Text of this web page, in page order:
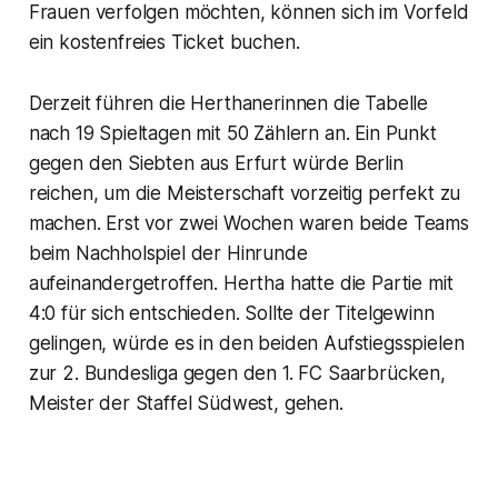
Frauen verfolgen möchten, können sich im Vorfeld
ein kostenfreies Ticket buchen.
Derzeit führen die Herthanerinnen die Tabelle
nach 19 Spieltagen mit 50 Zählern an. Ein Punkt
gegen den Siebten aus Erfurt würde Berlin
reichen, um die Meisterschaft vorzeitig perfekt zu
machen. Erst vor zwei Wochen waren beide Teams
beim Nachholspiel der Hinrunde
aufeinandergetroffen. Hertha hatte die Partie mit
4:0 für sich entschieden. Sollte der Titelgewinn
gelingen, würde es in den beiden Aufstiegsspielen
zur 2. Bundesliga gegen den 1. FC Saarbrücken,
Meister der Staffel Südwest, gehen.